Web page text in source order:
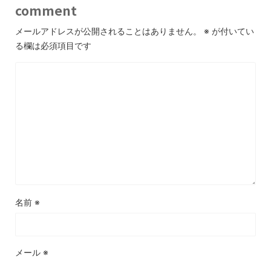
comment
メールアドレスが公開されることはありません。 ※ が付いてい
る欄は必須項目です
名前 ※
メール ※